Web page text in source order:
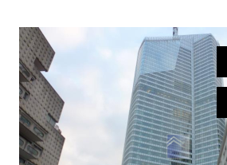
voir le bien